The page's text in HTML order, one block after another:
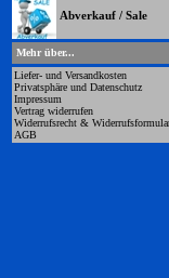
Abverkauf / Sale
Mehr über...
Liefer- und Versandkosten
Privatsphäre und Datenschutz
Impressum
Vertrag widerrufen
Widerrufsrecht &
AGB